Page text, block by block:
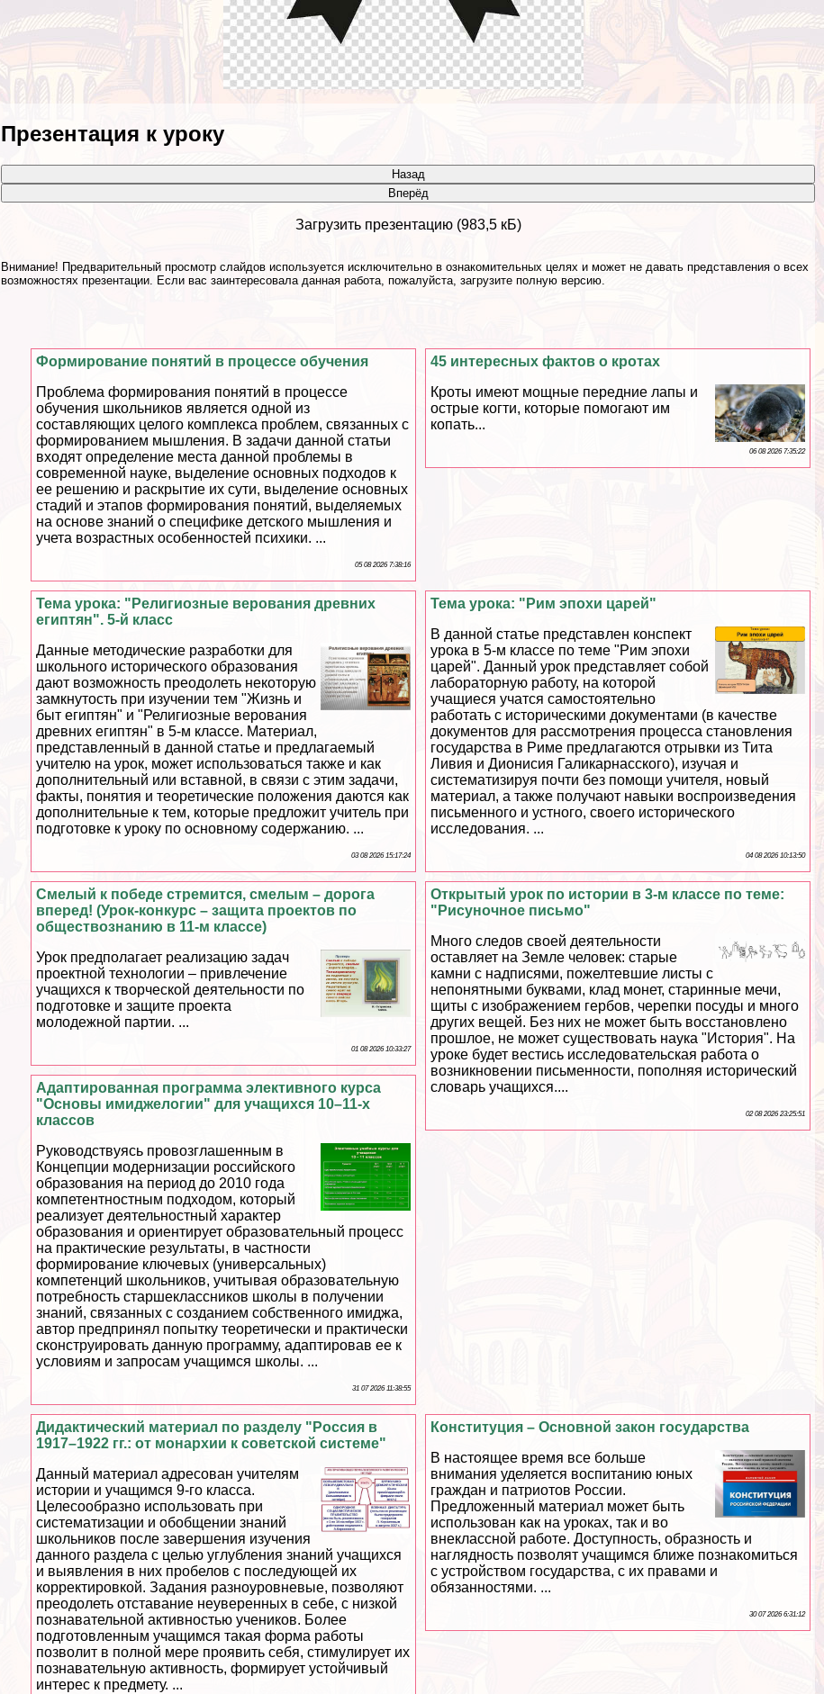
Презентация к уроку
Назад
Вперёд
Загрузить презентацию (983,5 кБ)
Внимание! Предварительный просмотр слайдов используется исключительно в ознакомительных целях и может не давать представления о всех
возможностях презентации. Если вас заинтересовала данная работа, пожалуйста, загрузите полную версию.
45 интересных фактов о кротах
Кроты имеют мощные передние лапы и
острые когти, которые помогают им
копать...
06 08 2026 7:35:22
Формирование понятий в процессе обучения
Проблема формирования понятий в процессе
обучения школьников является одной из
составляющих целого комплекса проблем, связанных с
формированием мышления. В задачи данной статьи
входят определение места данной проблемы в
современной науке, выделение основных подходов к
ее решению и раскрытие их сути, выделение основных
стадий и этапов формирования понятий, выделяемых
на основе знаний о специфике детского мышления и
учета возрастных особенностей психики. ...
05 08 2026 7:38:16
Тема урока: "Рим эпохи царей"
В данной статье представлен конспект
урока в 5-м классе по теме "Рим эпохи
царей". Данный урок представляет собой
лабораторную работу, на которой
учащиеся учатся самостоятельно
работать с историческими документами (в качестве
документов для рассмотрения процесса становления
государства в Риме предлагаются отрывки из Тита
Ливия и Дионисия Галикарнасского), изучая и
систематизируя почти без помощи учителя, новый
материал, а также получают навыки воспроизведения
письменного и устного, своего исторического
исследования. ...
04 08 2026 10:13:50
Тема урока: "Религиозные верования древних
египтян". 5-й класс
Данные методические разработки для
школьного исторического образования
дают возможность преодолеть некоторую
замкнутость при изучении тем "Жизнь и
быт египтян" и "Религиозные верования
древних египтян" в 5-м классе. Материал,
представленный в данной статье и предлагаемый
учителю на урок, может использоваться также и как
дополнительный или вставной, в связи с этим задачи,
факты, понятия и теоретические положения даются как
дополнительные к тем, которые предложит учитель при
подготовке к уроку по основному содержанию. ...
03 08 2026 15:17:24
Открытый урок по истории в 3-м классе по теме:
"Рисуночное письмо"
Много следов своей деятельности
оставляет на Земле человек: старые
камни с надписями, пожелтевшие листы с
непонятными буквами, клад монет, старинные мечи,
щиты с изображением гербов, черепки посуды и много
других вещей. Без них не может быть восстановлено
прошлое, не может существовать наука "История". На
уроке будет вестись исследовательская работа о
возникновении письменности, пополняя исторический
словарь учащихся....
02 08 2026 23:25:51
Смелый к победе стремится, смелым – дорога
вперед! (Урок-конкурс – защита проектов по
обществознанию в 11-м классе)
Урок предполагает реализацию задач
проектной технологии – привлечение
учащихся к творческой деятельности по
подготовке и защите проекта
молодежной партии. ...
01 08 2026 10:33:27
Адаптированная программа элективного курса
"Основы имиджелогии" для учащихся 10–11-х
классов
Руководствуясь провозглашенным в
Концепции модернизации российского
образования на период до 2010 года
компетентностным подходом, который
реализует деятельностный хаpaктер
образования и ориентирует образовательный процесс
на пpaктические результаты, в частности
формирование ключевых (универсальных)
компетенций школьников, учитывая образовательную
потребность старшеклассников школы в получении
знаний, связанных с созданием собственного имиджа,
автор предпринял попытку теоретически и пpaктически
сконструировать данную программу, адаптировав ее к
условиям и запросам учащимся школы. ...
31 07 2026 11:38:55
Конституция – Основной закон государства
В настоящее время все больше
внимания уделяется воспитанию юных
граждан и патриотов России.
Предложенный материал может быть
использован как на уроках, так и во
внеклассной работе. Доступность, образность и
наглядность позволят учащимся ближе познакомиться
с устройством государства, с их правами и
обязанностями. ...
30 07 2026 6:31:12
Дидактический материал по разделу "Россия в
1917–1922 гг.: от монархии к советской системе"
Данный материал адресован учителям
истории и учащимся 9-го класса.
Целесообразно использовать при
систематизации и обобщении знаний
школьников после завершения изучения
данного раздела с целью углубления знаний учащихся
и выявления в них пробелов с последующей их
корректировкой. Задания разноуровневые, позволяют
преодолеть отставание неуверенных в себе, с низкой
познавательной активностью учеников. Более
подготовленным учащимся такая форма работы
позволит в полной мере проявить себя, стимулирует их
познавательную активность, формирует устойчивый
интерес к предмету. ...